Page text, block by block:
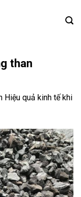
than
Hiệu quả kinh tế khi